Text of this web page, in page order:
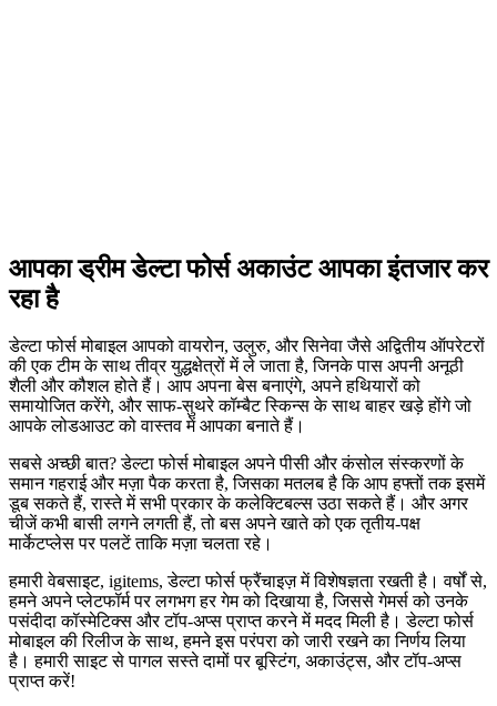
आपका ड्रीम डेल्टा फोर्स अकाउंट आपका इंतजार कर
रहा है
डेल्टा फोर्स मोबाइल आपको वायरोन, उलुरु, और सिनेवा जैसे अद्वितीय ऑपरेटरों
की एक टीम के साथ तीव्र युद्धक्षेत्रों में ले जाता है, जिनके पास अपनी अनूठी
शैली और कौशल होते हैं। आप अपना बेस बनाएंगे, अपने हथियारों को
समायोजित करेंगे, और साफ-सुथरे कॉम्बैट स्किन्स के साथ बाहर खड़े होंगे जो
आपके लोडआउट को वास्तव में आपका बनाते हैं।
सबसे अच्छी बात? डेल्टा फोर्स मोबाइल अपने पीसी और कंसोल संस्करणों के
समान गहराई और मज़ा पैक करता है, जिसका मतलब है कि आप हफ्तों तक इसमें
डूब सकते हैं, रास्ते में सभी प्रकार के कलेक्टिबल्स उठा सकते हैं। और अगर
चीजें कभी बासी लगने लगती हैं, तो बस अपने खाते को एक तृतीय-पक्ष
मार्केटप्लेस पर पलटें ताकि मज़ा चलता रहे।
हमारी वेबसाइट, igitems, डेल्टा फोर्स फ्रैंचाइज़ में विशेषज्ञता रखती है। वर्षों से,
हमने अपने प्लेटफॉर्म पर लगभग हर गेम को दिखाया है, जिससे गेमर्स को उनके
पसंदीदा कॉस्मेटिक्स और टॉप-अप्स प्राप्त करने में मदद मिली है। डेल्टा फोर्स
मोबाइल की रिलीज के साथ, हमने इस परंपरा को जारी रखने का निर्णय लिया
है। हमारी साइट से पागल सस्ते दामों पर बूस्टिंग, अकाउंट्स, और टॉप-अप्स
प्राप्त करें!